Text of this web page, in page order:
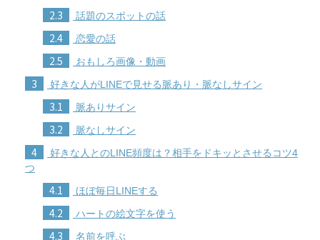
2.3 話題のスポットの話
2.4 恋愛の話
2.5 おもしろ画像・動画
3 好きな人がLINEで見せる脈あり・脈なしサイン
3.1 脈ありサイン
3.2 脈なしサイン
4
好きな人とのLINE頻度は？相手をドキッとさせるコツ4
つ
4.1 ほぼ毎日LINEする
4.2 ハートの絵文字を使う
4.3 名前を呼ぶ